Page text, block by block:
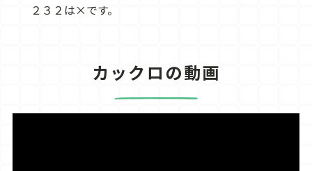
２３２は×です。
カックロの動画